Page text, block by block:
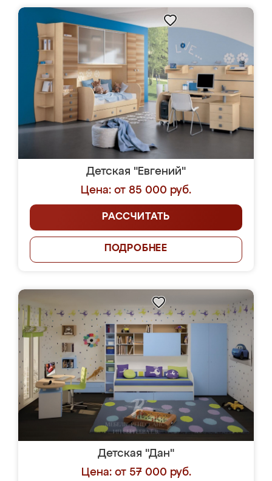
Детская "Евгений"
Цена: от 85 000 руб.
РАССЧИТАТЬ
ПОДРОБНЕЕ
Детская "Дан"
Цена: от 57 000 руб.